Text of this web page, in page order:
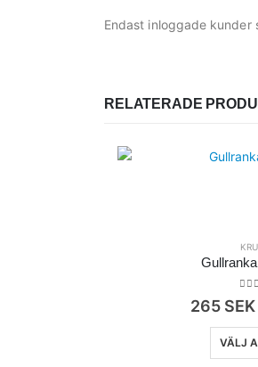
Endast inloggade kunder
RELATERADE
0
265 SEK
VÄLJ